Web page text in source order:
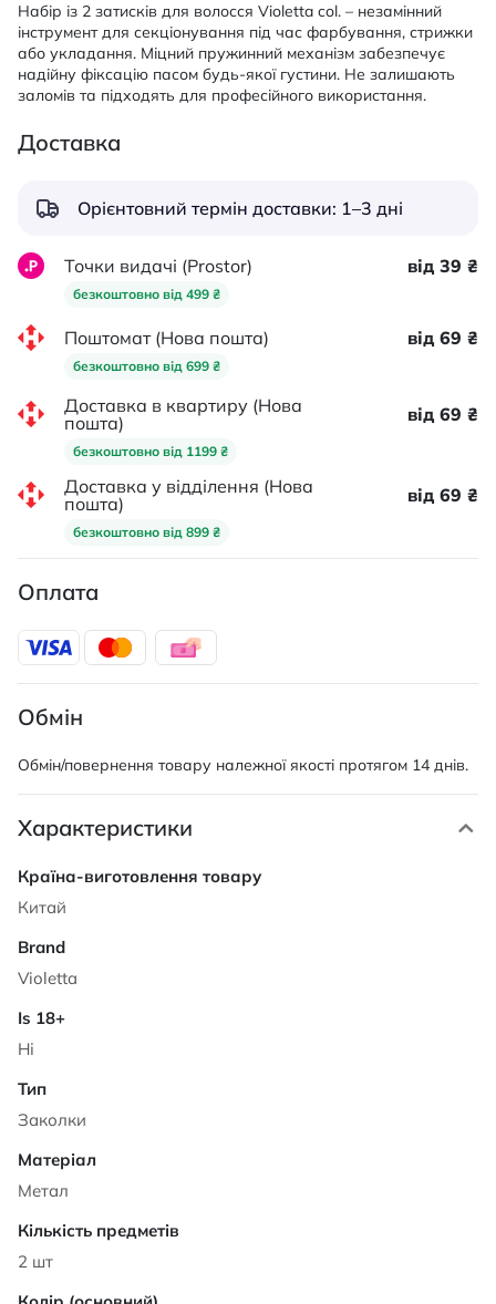
Набір із 2 затисків для волосся Violetta col. – незамінний
інструмент для секціонування під час фарбування, стрижки
або укладання. Міцний пружинний механізм забезпечує
надійну фіксацію пасом будь-якої густини. Не залишають
заломів та підходять для професійного використання.
Доставка
Орієнтовний термін доставки: 1–3 дні
Точки видачі (Prostor)
безкоштовно від 499 ₴
від 39 ₴
Поштомат (Нова пошта)
безкоштовно від 699 ₴
від 69 ₴
Доставка в квартиру (Нова
пошта)
безкоштовно від 1199 ₴
від 69 ₴
Доставка у відділення (Нова
пошта)
безкоштовно від 899 ₴
від 69 ₴
Оплата
Обмін
Обмін/повернення товару належної якості протягом 14 днів.
Характеристики
Характеристики
Китай
Violetta
Ні
Заколки
Метал
2 шт